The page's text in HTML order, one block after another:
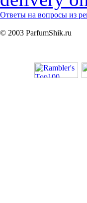
Ответы на вопросы из
© 2003 ParfumShik.ru